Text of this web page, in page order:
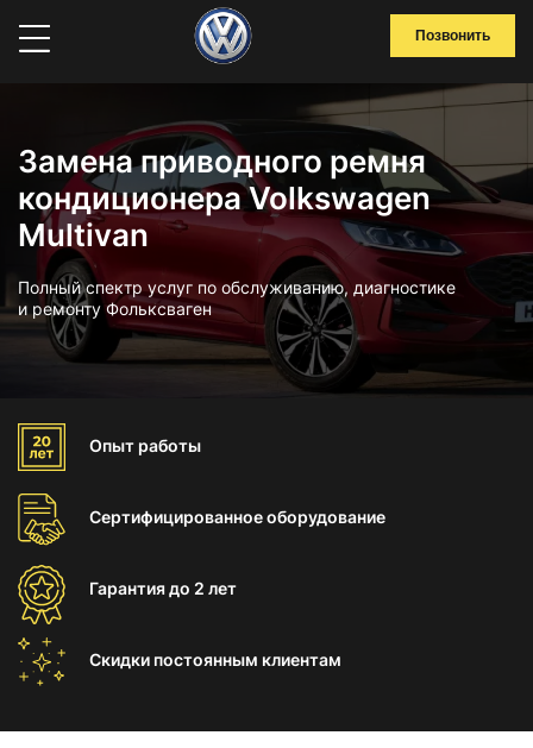
Позвонить
Замена приводного ремня
кондиционера Volkswagen
Multivan
Полный спектр услуг по обслуживанию, диагностике
и ремонту Фольксваген
Опыт работы
Сертифицированноеоборудование
Гарантиядо 2 лет
Скидки постоянным клиентам